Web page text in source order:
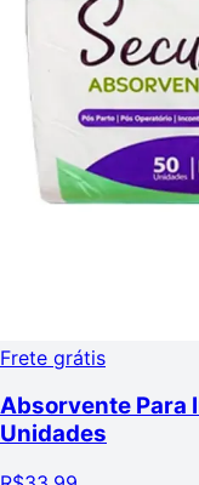
Frete grátis
Absorvente Para
Unidades